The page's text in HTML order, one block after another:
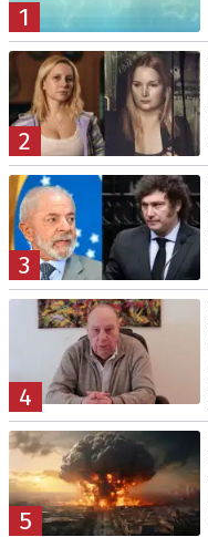
1
2
3
4
5